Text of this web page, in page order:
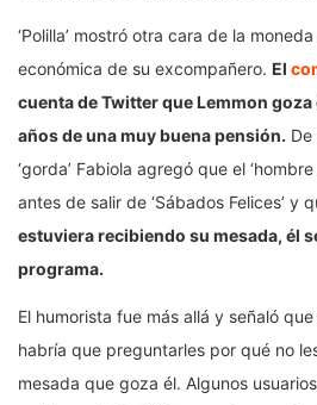
‘Polilla’ mostró otra cara de la
económica de su excompañero. El
cuenta de Twitter que Lemmon
años de una muy buena pensión.
‘gorda’ Fabiola agregó que el
antes de salir de ‘Sábados Felices’ y
estuviera recibiendo su mesada, él
programa.
El humorista fue más allá y señaló
habría que preguntarles por qué no
mesada que goza él. Algunos